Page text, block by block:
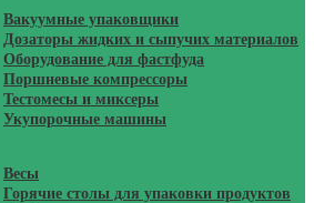
Вакуумные упаковщики
Дозаторы жидких и сыпучих материалов
Оборудование для фастфуда
Поршневые компрессоры
Тестомесы и миксеры
Укупорочные машины
Весы
Горячие столы для упаковки продуктов